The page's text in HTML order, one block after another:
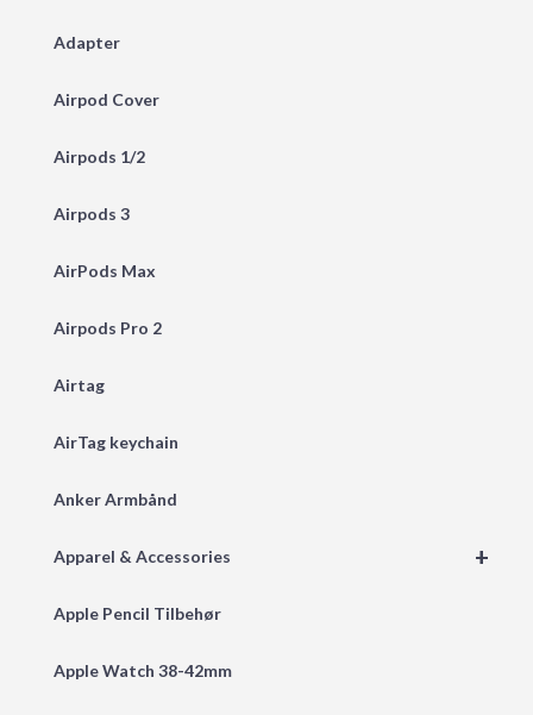
Adapter
Airpod Cover
Airpods 1/2
Airpods 3
AirPods Max
Airpods Pro 2
Airtag
AirTag keychain
Anker Armbånd
+
Apparel & Accessories
Apple Pencil Tilbehør
Apple Watch 38-42mm